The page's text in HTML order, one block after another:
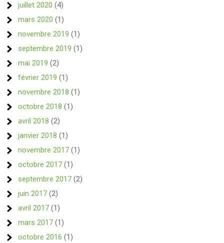
juillet 2020 (4)
mars 2020 (1)
novembre 2019 (1)
septembre 2019 (1)
mai 2019 (2)
février 2019 (1)
novembre 2018 (1)
octobre 2018 (1)
avril 2018 (2)
janvier 2018 (1)
novembre 2017 (1)
octobre 2017 (1)
septembre 2017 (2)
juin 2017 (2)
avril 2017 (1)
mars 2017 (1)
octobre 2016 (1)